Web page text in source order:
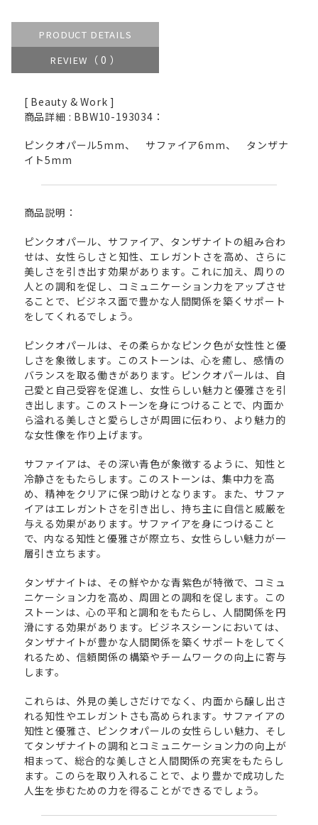
PRODUCT DETAILS
REVIEW
（ 0 ）
[ Beauty & Work ]
商品詳細 : BBW10-193034：
ピンクオパール5mm、 サファイア6mm、 タンザナ
イト5mm
商品説明：
ピンクオパール、サファイア、タンザナイトの組み合わ
せは、女性らしさと知性、エレガントさを高め、さらに
美しさを引き出す効果があります。これに加え、周りの
人との調和を促し、コミュニケーション力をアップさせ
ることで、ビジネス面で豊かな人間関係を築くサポート
をしてくれるでしょう。
ピンクオパールは、その柔らかなピンク色が女性性と優
しさを象徴します。このストーンは、心を癒し、感情の
バランスを取る働きがあります。ピンクオパールは、自
己愛と自己受容を促進し、女性らしい魅力と優雅さを引
き出します。このストーンを身につけることで、内面か
ら溢れる美しさと愛らしさが周囲に伝わり、より魅力的
な女性像を作り上げます。
サファイアは、その深い青色が象徴するように、知性と
冷静さをもたらします。このストーンは、集中力を高
め、精神をクリアに保つ助けとなります。また、サファ
イアはエレガントさを引き出し、持ち主に自信と威厳を
与える効果があります。サファイアを身につけること
で、内なる知性と優雅さが際立ち、女性らしい魅力が一
層引き立ちます。
タンザナイトは、その鮮やかな青紫色が特徴で、コミュ
ニケーション力を高め、周囲との調和を促します。この
ストーンは、心の平和と調和をもたらし、人間関係を円
滑にする効果があります。ビジネスシーンにおいては、
タンザナイトが豊かな人間関係を築くサポートをしてく
れるため、信頼関係の構築やチームワークの向上に寄与
します。
これらは、外見の美しさだけでなく、内面から醸し出さ
れる知性やエレガントさも高められます。サファイアの
知性と優雅さ、ピンクオパールの女性らしい魅力、そし
てタンザナイトの調和とコミュニケーション力の向上が
相まって、総合的な美しさと人間関係の充実をもたらし
ます。このらを取り入れることで、より豊かで成功した
人生を歩むための力を得ることができるでしょう。